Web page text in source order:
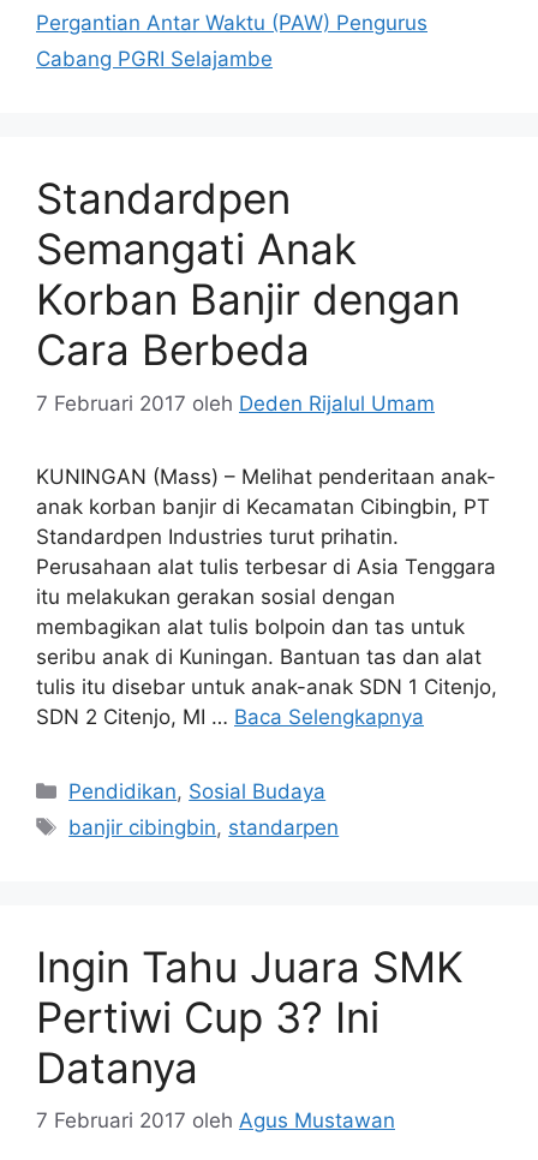
Pergantian Antar Waktu (PAW) Pengurus
Cabang PGRI Selajambe
Standardpen
Semangati Anak
Korban Banjir dengan
Cara Berbeda
7 Februari 2017 oleh Deden Rijalul Umam
KUNINGAN (Mass) – Melihat penderitaan anak-
anak korban banjir di Kecamatan Cibingbin, PT
Standardpen Industries turut prihatin.
Perusahaan alat tulis terbesar di Asia Tenggara
itu melakukan gerakan sosial dengan
membagikan alat tulis bolpoin dan tas untuk
seribu anak di Kuningan. Bantuan tas dan alat
tulis itu disebar untuk anak-anak SDN 1 Citenjo,
SDN 2 Citenjo, MI … Baca Selengkapnya
Kategori
Pendidikan, Sosial Budaya
Tag
banjir cibingbin, standarpen
Ingin Tahu Juara SMK
Pertiwi Cup 3? Ini
Datanya
7 Februari 2017 oleh Agus Mustawan